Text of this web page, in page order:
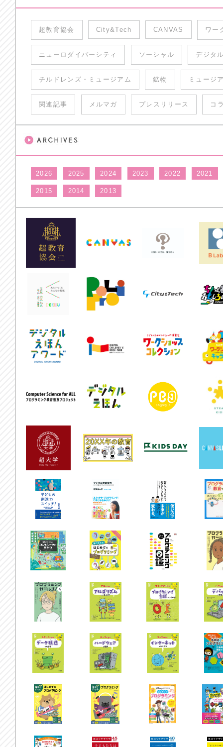
超教育協会 City&Tech CANVAS ワー
ニューロダイバーシティ ソーシャル デジタ
チルドレンズ・ミュージアム 鉱物 ミュージ
関連記事 メルマガ プレスリリース コ
2026 2025 2024 2023 2022 2021
2015 2014 2013